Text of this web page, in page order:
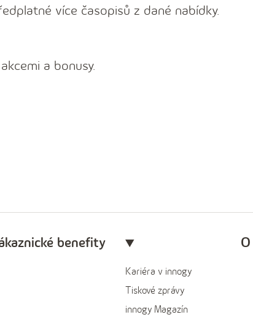
více časopisů z dané nabídky.
a bonusy.
benefity
Kariéra v innogy
Tiskové zprávy
innogy Magazín